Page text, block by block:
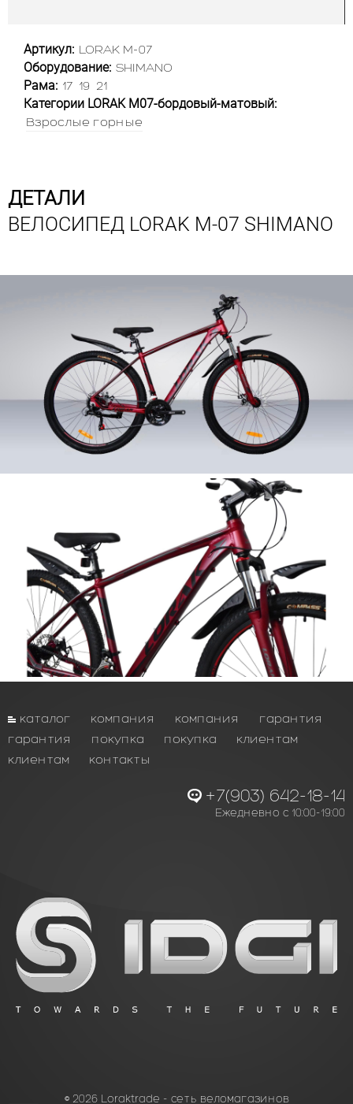
Артикул: LORAK M-07
Оборудование: SHIMANO
Рама: 17 19 21
Категории LORAK M07-бордовый-матовый:
Взрослые горные
ДЕТАЛИ
ВЕЛОСИПЕД LORAK M-07 SHIMANO
каталог компания компания
гарантия
гарантия
покупка покупка
клиентам
клиентам
контакты
+7(903) 642-18-14
Ежедневно с 10:00-19:00
© 2026 Loraktrade - сеть веломагазинов